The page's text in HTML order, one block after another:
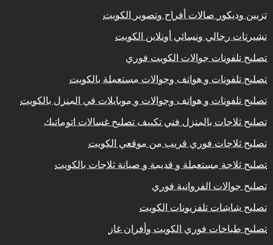
تزيين وديكور صالات أفراح وتصوير الكويت
تشيرتات رجالي ونسائي أونلاين الكويت
تصليح تلفونات جوالات الكويت فوري
تصليح تلفونات و هواتف وجوالات مستعملة بالكويت
تصليح تلفونات و هواتف وجوالات و موبايلات في المنزل بالكويت
تصليح ثلاجات بالمنزل فني تكييف تصليح غسالات اتوماتيك
تصليح ثلاجات فوري قريب من موقعي الكويت
تصليح ثلاجة مستعملة و قديمة و صيانة ثلاجات بالكويت
تصليح جوالات الفروانية فوري
تصليح شاشات تلفزيونات الكويت
تصليح طباخات فوري الكويت وأفران غاز